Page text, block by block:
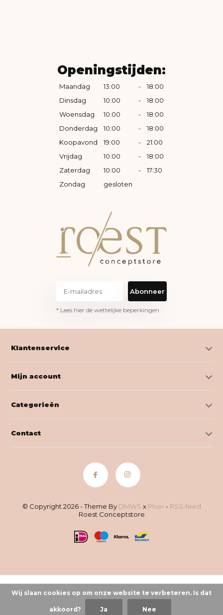
Openingstijden:
Maandag 13:00 -
18:00
Dinsdag
10:00 -
18:00
Woensdag
10:00 -
18:00
Donderdag
10:00 -
18:00
Koopavond
19:00 -
21:00
Vrijdag
10:00 -
18:00
Zaterdag
10:00 -
17:30
Zondag
gesloten
Abonneer
* Lees hier de wettelijke beperkingen
Klantenservice
Mijn account
Categorieën
Contact
© Copyright 2026 - Theme By DMWS x Plus+ - RSS-feed
Roest Conceptstore
Wij slaan cookies op om onze website te verbeteren. Is dat
akkoord? Ja Nee